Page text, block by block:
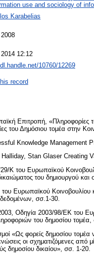
use and sociology of
Karabelias
12:12
10760/12269
record
Επιτροπή, «Πληροφορίες
του Δημόσιου τομέα στην
Knowledge Management
Stan Glaser Creating
Κ του Ευρωπαϊκού
του δημιουργού
Ευρωπαϊκού Κοινοβουλίου
σσ.1-30.
Οδηγία 2003/98/ΕΚ του
του δημοσίου
«Ως φορείς δημοσίου τομέα
οι σχηματιζόμενες
δημοσίου δικαίου», σσ. 1-20.